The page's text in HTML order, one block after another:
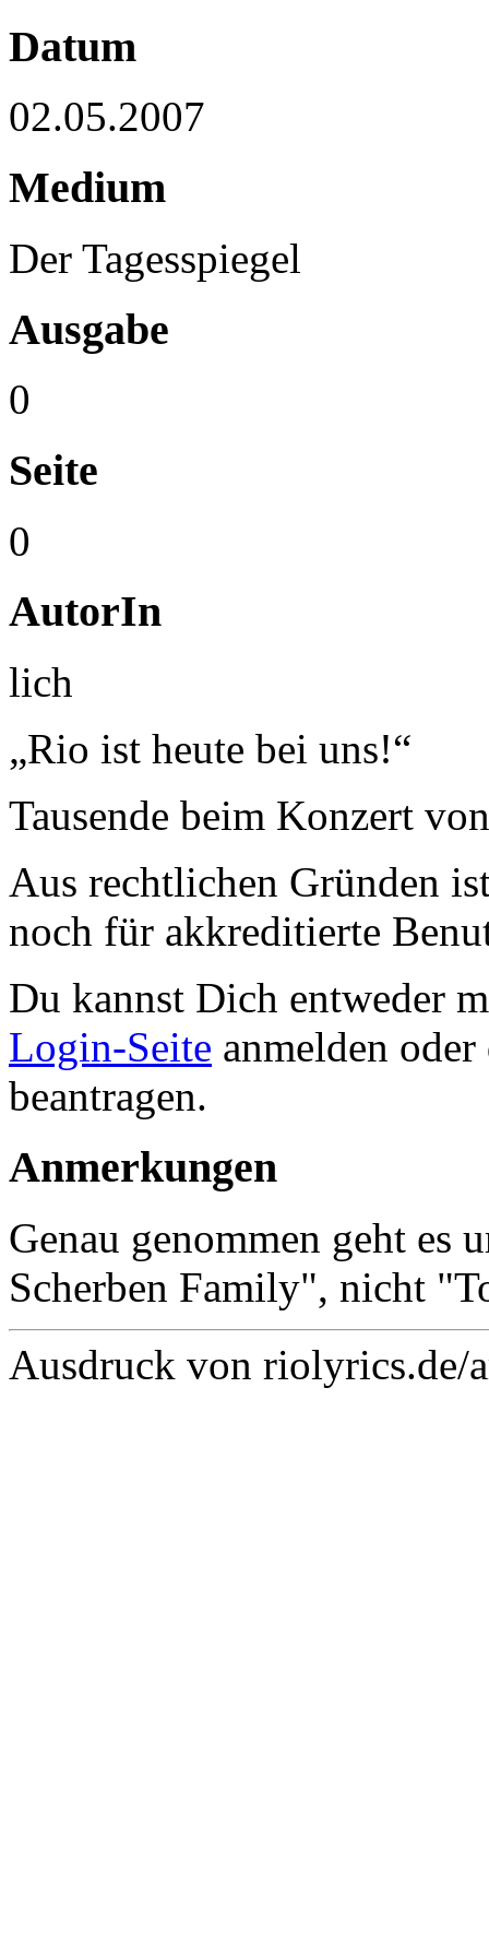
Datum
02.05.2007
Medium
Der Tagesspiegel
Ausgabe
0
Seite
0
AutorIn
lich
„Rio ist heute bei uns!“
Tausende beim Konzert
Aus rechtlichen Gründen
noch für akkreditierte
Du kannst Dich entweder
Login-Seite anmelden
beantragen.
Anmerkungen
Genau genommen geht es
Scherben Family", nicht
Ausdruck von riolyrics.de/